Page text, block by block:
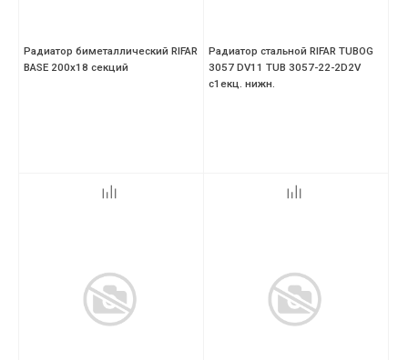
Радиатор биметаллический RIFAR
ВASE 200х18 секций
Радиатор стальной RIFAR TUBOG
3057 DV11 TUB 3057-22-2D2V
с1екц. нижн.